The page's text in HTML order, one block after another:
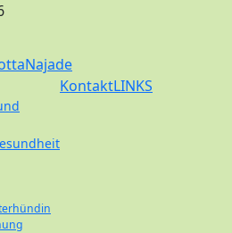
Najade
KontaktLINKS